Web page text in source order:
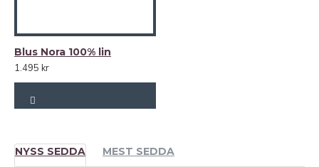
Blus Nora 100% lin
1.495 kr
NYSS SEDDA MEST SEDDA